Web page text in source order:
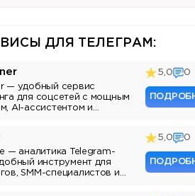
ДЛЯ ТЕЛЕГРАМ:
— удобный сервис
для соцсетей с мощным
AI-ассистентом и
5,0 0
— аналитика Telegram-
инструмент для
SMM-специалистов и
5,0 0